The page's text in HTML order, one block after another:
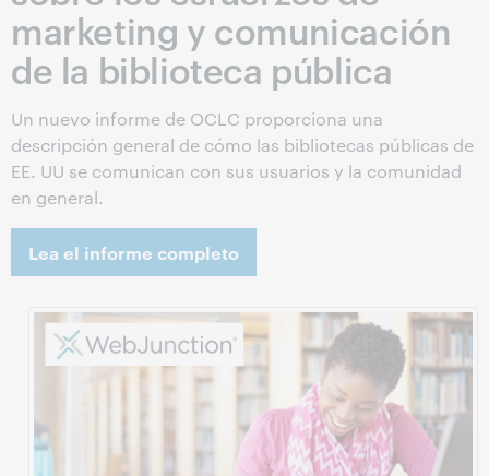
WorldShare Record Manager
marketing y comunicación
de la biblioteca pública
Un nuevo informe de OCLC proporciona una
descripción general de cómo las bibliotecas públicas de
EE. UU se comunican con sus usuarios y la comunidad
en general.
Lea el informe completo